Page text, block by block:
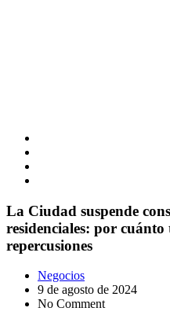
La Ciudad suspende
residenciales: por cuánto
repercusiones
Negocios
9 de agosto de 2024
No Comment